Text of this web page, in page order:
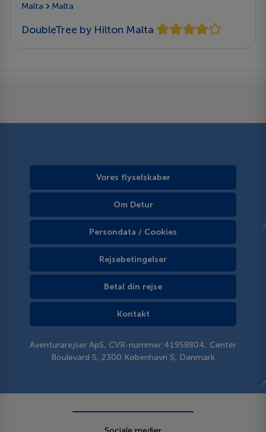
Malta Malta
DoubleTree by Hilton Malta
Vores flyselskaber
Om Detur
Persondata / Cookies
Rejsebetingelser
Betal din rejse
Kontakt
Aventurarejser ApS, CVR-nummer 41958804, Center
Boulevard 5, 2300 København S, Danmark